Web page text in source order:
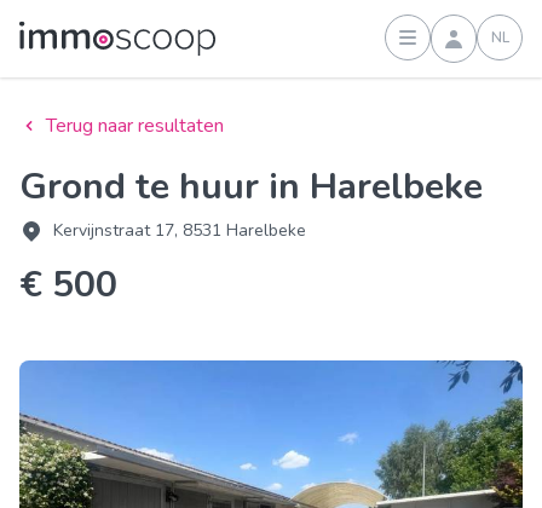
Inloggen
NL
Terug naar resultaten
Grond te huur in Harelbeke
Kervijnstraat 17, 8531 Harelbeke
€ 500